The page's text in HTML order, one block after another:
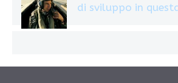
di sviluppo in